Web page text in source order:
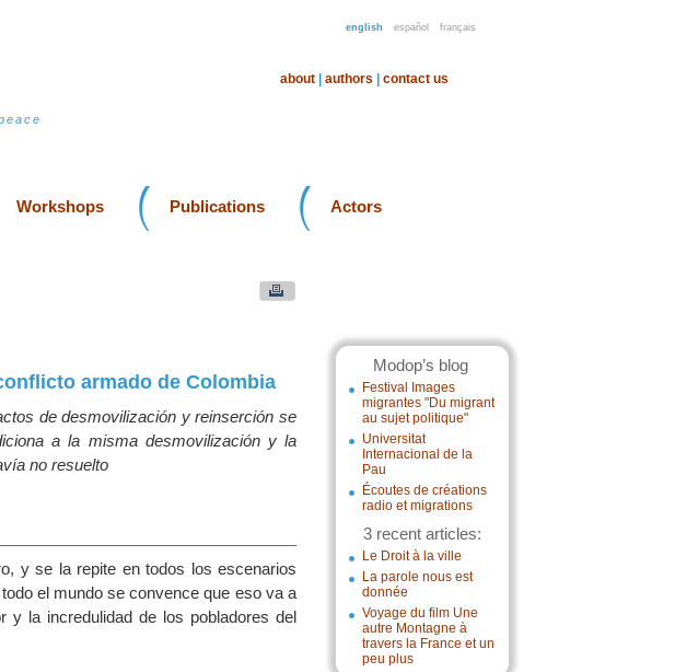
english español français
about authors contact us
Workshops Publications Actors
Modop’s blog
Festival Images
migrantes "Du migrant
au sujet politique"
Universitat
Internacional de la
Pau
Écoutes de créations
radio et migrations
3 recent articles:
Le Droit à la ville
La parole nous est
donnée
Voyage du film Une
autre Montagne à
travers la France et un
peu plus
armado de Colombia
de desmovilización y reinserción se
a la misma desmovilización y la
no resuelto
y se la repite en todos los escenarios
el mundo se convence que eso va a
la incredulidad de los pobladores del